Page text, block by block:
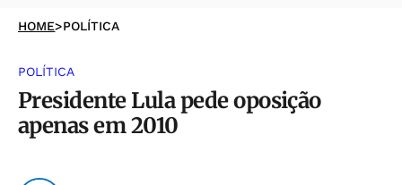
HOME>POLÍTICA
POLÍTICA
Presidente Lula pede oposição
apenas em 2010